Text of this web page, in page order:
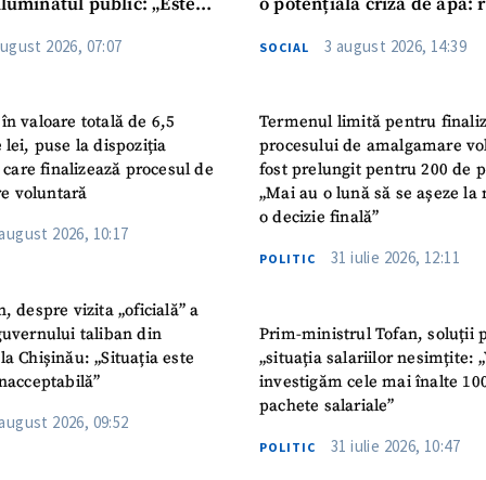
2026, 07:07
valoare totală de 6,5
puse la dispoziția
finalizează procesul de
voluntară
2026, 10:17
despre vizita „oficială” a
taliban din
Chișinău: „Situația este
2026, 09:52
SOCIAL 3 august 2026, 14:39
Termenul limită pentru
procesului de amalgamare
fost prelungit pentru 200 de
„Mai au o lună să se așeze la
o decizie finală”
POLITIC 31 iulie 2026, 12:11
Prim-ministrul Tofan, soluții
„situația salariilor nesimțite:
investigăm cele mai înalte
pachete salariale”
POLITIC 31 iulie 2026, 10:47